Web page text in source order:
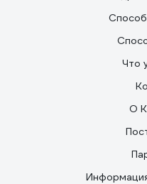
температуре он будет
добьет распылитель. 3.
Что
О